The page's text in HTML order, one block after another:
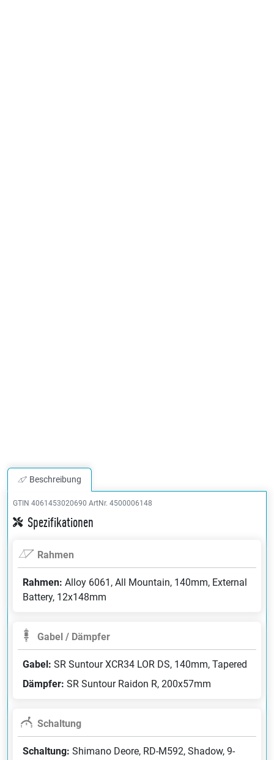
Beschreibung
GTIN 4061453020690 ArtNr. 4500006148
Spezifikationen
Rahmen
Rahmen: Alloy 6061, All Mountain, 140mm, External
Battery, 12x148mm
Gabel / Dämpfer
Gabel: SR Suntour XCR34 LOR DS, 140mm, Tapered
Dämpfer: SR Suntour Raidon R, 200x57mm
Schaltung
Schaltung: Shimano Deore, RD-M592, Shadow, 9-